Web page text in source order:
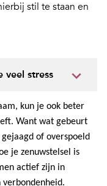
stil te staan en
veel stress
kun je ook beter
Want wat gebeurt
of overspoeld
je zenuwstelsel is
actief zijn in